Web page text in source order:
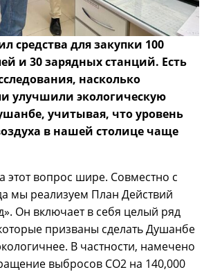
средства для закупки 100
и 30 зарядных станций. Есть
насколько
улучшили экологическую
учитывая, что уровень
в нашей столице чаще
этот вопрос шире. Совместно с
мы реализуем План Действий
Он включает в себя целый ряд
призваны сделать Душанбе
В частности, намечено
выбросов СО2 на 140,000